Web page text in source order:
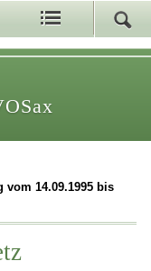
vom 14.09.1995 bis